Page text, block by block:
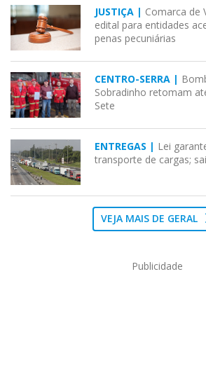
JUSTIÇA | Comarca de
edital para entidades
penas pecuniárias
CENTRO-SERRA |
Sobradinho retomam
Sete
ENTREGAS | Lei
transporte de cargas;
VEJA MAIS DE GERAL
Publicidade